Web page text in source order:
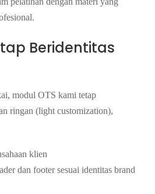
Beridentitas
modul OTS kami tetap
ringan (light customization),
klien
dan footer sesuai identitas brand